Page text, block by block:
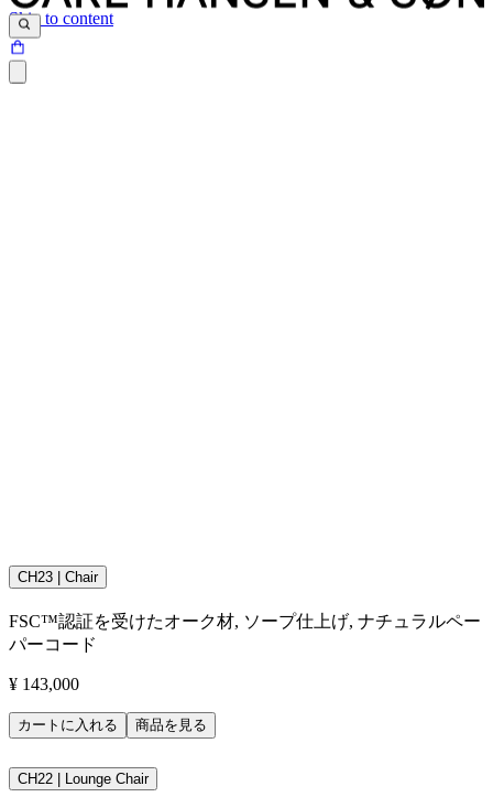
Skip to content
自然素材である木材は、丁寧にお手入れをすることが大切で
す。日常的には、少し湿った布で拭いてください。こうする
ことで家具はきれいに保たれ、美しく経年変化していきま
しないでください。
CH23 | Chair
FSC™認証を受けたオーク材, ソープ仕上げ, ナチュラルペー
パーコード
¥ 143,000
カートに入れる 商品を見る
CH22 | Lounge Chair